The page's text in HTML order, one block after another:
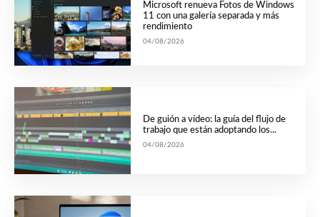
Microsoft renueva Fotos de Windows
11 con una galería separada y más
rendimiento
04/08/2026
De guión a vídeo: la guía del flujo de
trabajo que están adoptando los...
04/08/2026